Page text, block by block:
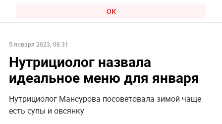
ОК
5 января 2023, 08:31
Нутрициолог назвала
идеальное меню для января
Нутрициолог Мансурова посоветовала зимой чаще
есть супы и овсянку